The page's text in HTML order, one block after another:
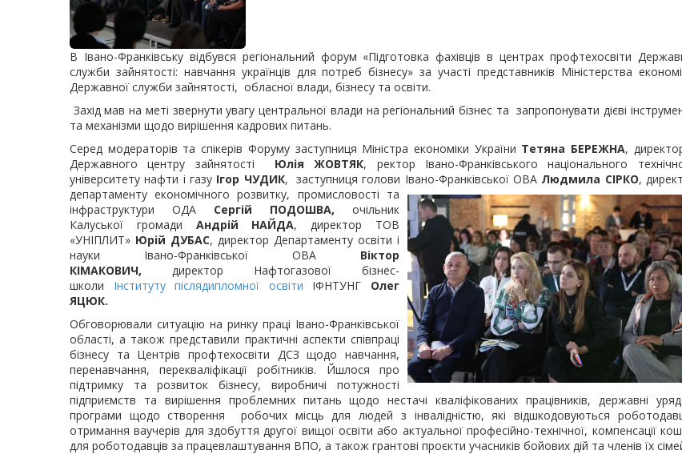
В Івано-Франківську відбувся регіональний форум «Підготовка фахівців в центрах профтехосвіти
служби зайнятості: навчання українців для потреб бізнесу» за участі представників Міністерства
Державної служби зайнятості, обласної влади, бізнесу та освіти.
Захід мав на меті звернути увагу центральної влади на регіональний бізнес та запропонувати дієві
та механізми щодо вирішення кадрових питань.
Серед модераторів та спікерів Форуму заступниця Міністра економіки України Тетяна БЕРЕЖНА,
Державного центру зайнятості Юлія ЖОВТЯК, ректор Івано-Франківського національного
університету нафти і газу Ігор ЧУДИК, заступниця голови Івано-Франківської ОВА Людмила СІРКО,
департаменту економічного розвитку, промисловості та
інфраструктури ОДА Сергій ПОДОШВА, очільник
Калуської
громади Андрій НАЙДА, директор ТОВ
«УНІПЛИТ» Юрій ДУБАС, директор Департаменту освіти і
науки Івано-Франківської ОВА Віктор
КІМАКОВИЧ, директор Нафтогазової бізнес-
школи Інституту післядипломної освіти ІФНТУНГ Олег
ЯЦЮК.
Обговорювали ситуацію на ринку праці Івано-Франківської
області, а також представили практичні аспекти співпраці
бізнесу та Центрів профтехосвіти ДСЗ щодо навчання,
перенавчання, перекваліфікації робітників. Йшлося про
підтримку та розвиток бізнесу, виробничі потужності
підприємств та вирішення проблемних питань щодо нестачі кваліфікованих працівників, державні
програми щодо створення робочих місць для людей з інвалідністю, які відшкодовуються
отримання ваучерів для здобуття другої вищої освіти або актуальної професійно-технічної, компенсації
для роботодавців за працевлаштування ВПО, а також грантові проєкти учасників бойових дій та членів їх